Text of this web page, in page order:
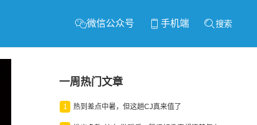
微信公众号 手机端 搜索
一周热门文章
1 热到差点中暑，但这趟CJ真来值了